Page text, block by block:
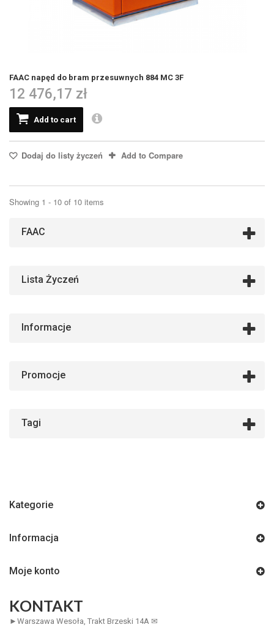
FAAC napęd do bram przesuwnych 884 MC 3F
12 476,17 zł
Add to cart
Dodaj do listy życzeń Add to Compare
Showing 1 - 10 of 10 items
FAAC
Lista Życzeń
Informacje
Promocje
Tagi
Kategorie
Informacja
Moje konto
KONTAKT
►Warszawa Wesoła, Trakt Brzeski 14A ✉